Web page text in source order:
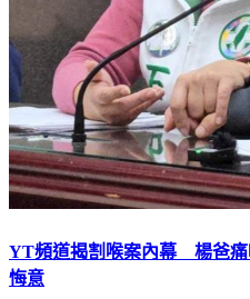
YT頻道揭割喉案內幕 楊爸痛
悔意